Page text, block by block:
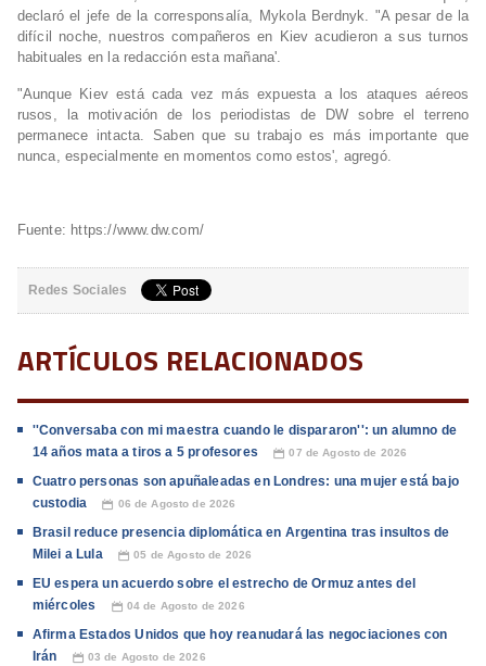
declaró el jefe de la corresponsalía, Mykola Berdnyk. "A pesar de la
difícil noche, nuestros compañeros en Kiev acudieron a sus turnos
habituales en la redacción esta mañana'.
"Aunque Kiev está cada vez más expuesta a los ataques aéreos
rusos, la motivación de los periodistas de DW sobre el terreno
permanece intacta. Saben que su trabajo es más importante que
nunca, especialmente en momentos como estos', agregó.
Fuente: https://www.dw.com/
Redes Sociales
ARTÍCULOS RELACIONADOS
''Conversaba con mi maestra cuando le dispararon'': un alumno de
14 años mata a tiros a 5 profesores
📅 07 de Agosto de 2026
Cuatro personas son apuñaleadas en Londres: una mujer está bajo
custodia
📅 06 de Agosto de 2026
Brasil reduce presencia diplomática en Argentina tras insultos de
Milei a Lula
📅 05 de Agosto de 2026
EU espera un acuerdo sobre el estrecho de Ormuz antes del
miércoles
📅 04 de Agosto de 2026
Afirma Estados Unidos que hoy reanudará las negociaciones con
Irán
📅 03 de Agosto de 2026